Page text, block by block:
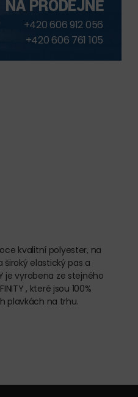
NA PRODEJNĚ
+420 606 912 056
+420 606 761 105
kvalitní polyester, na
elastický pas a
je vyrobena ze stejného
, které jsou 100%
plavkách na trhu.